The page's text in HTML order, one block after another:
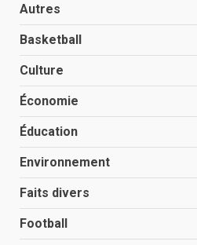
Autres
Basketball
Culture
Économie
Éducation
Environnement
Faits divers
Football